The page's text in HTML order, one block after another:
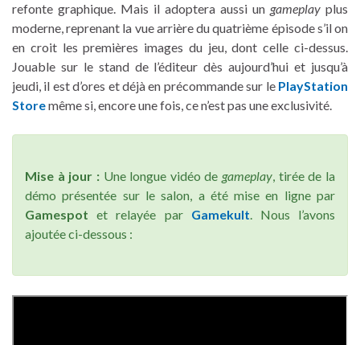
refonte graphique. Mais il adoptera aussi un gameplay plus
moderne, reprenant la vue arrière du quatrième épisode s’il on
en croit les premières images du jeu, dont celle ci-dessus.
Jouable sur le stand de l’éditeur dès aujourd’hui et jusqu’à
jeudi, il est d’ores et déjà en précommande sur le PlayStation
Storemême si, encore une fois, ce n’est pas une exclusivité.
Mise à jour : Une longue vidéo de gameplay, tirée de la
démo présentée sur le salon, a été mise en ligne par
Gamespotet relayée par Gamekult. Nous l’avons
ajoutée ci-dessous :